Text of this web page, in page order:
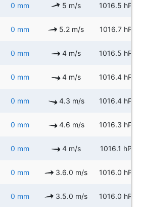
0 mm 5 m/s 1016.5 hPa
0 mm 5.2 m/s 1016.7 hPa
0 mm 4 m/s 1016.5 hPa
0 mm 4 m/s 1016.4 hPa
0 mm 4.3 m/s 1016.4 hPa
0 mm 4.6 m/s 1016.3 hPa
0 mm 4 m/s 1016.1 hPa
0 mm 3.6.0 m/s 1016.0 hPa
0 mm 3.5.0 m/s 1016.0 hPa